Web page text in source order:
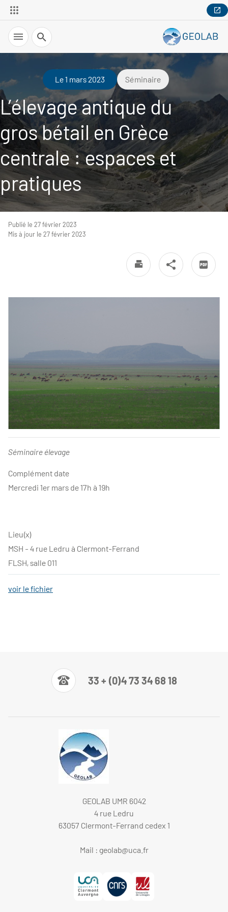
Recherche
Le 1 mars 2023 Séminaire
L’élevage antique du
gros bétail en Grèce
centrale : espaces et
pratiques
Publié le 27 février 2023
Mis à jour le 27 février 2023
Séminaire élevage
Complément date
Mercredi 1er mars de 17h à 19h
Lieu(x)
MSH - 4 rue Ledru à Clermont-Ferrand
FLSH, salle 011
voir le fichier
33 + (0)4 73 34 68 18
GEOLAB UMR 6042
4 rue Ledru
63057 Clermont-Ferrand cedex 1
Mail : geolab@uca.fr